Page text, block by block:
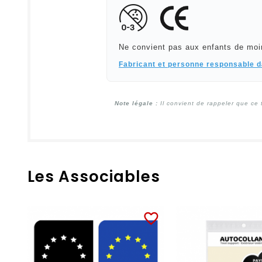
Ne convient pas aux enfants de
Fabricant et personne responsable
Note légale : Il convient de rappeler que ce
Les Associables
favorite_border